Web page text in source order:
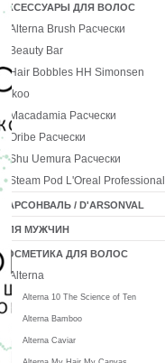
АКСЕССУАРЫ ДЛЯ ВОЛОС
Alterna Brush Расчески
Beauty Bar
Hair Bobbles HH Simonsen
Ikoo
Macadamia Расчески
Oribe Расчески
Shu Uemura Расчески
Steam Pod L'Oreal Professional
ДАРСОНВАЛЬ / D'ARSONVAL
ДЛЯ МУЖЧИН
КОСМЕТИКА ДЛЯ ВОЛОС
Alterna
Alterna 10 The Science of Ten
Alterna Bamboo
Alterna Caviar